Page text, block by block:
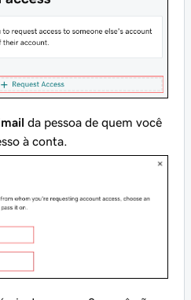
da pessoa de quem você
à conta.